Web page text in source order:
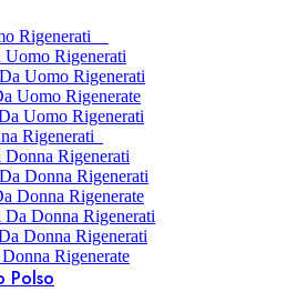
Rigenerati
Rigenerati
Uomo Rigenerati
Uomo Rigenerate
Uomo Rigenerati
Rigenerati
Rigenerati
Donna Rigenerati
Donna Rigenerate
Da Donna Rigenerati
Donna Rigenerati
Rigenerate
Polso